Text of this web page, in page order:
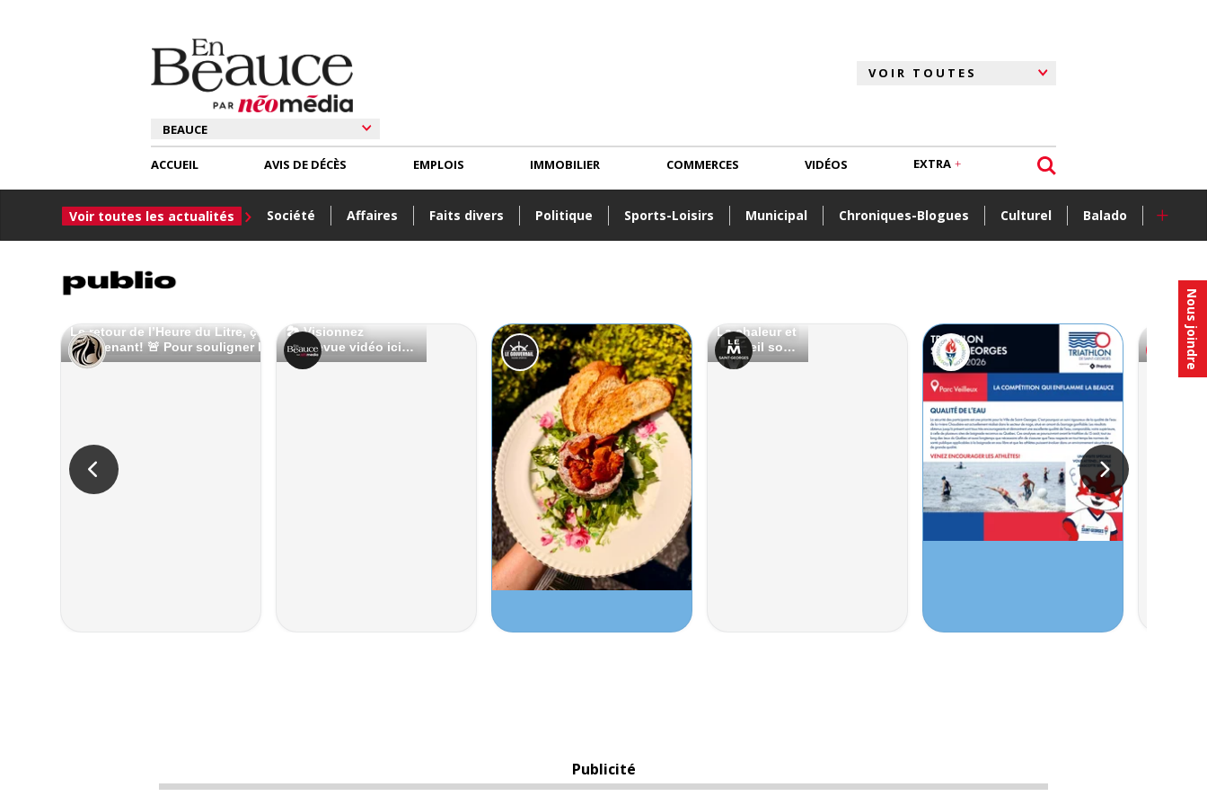
Nous joindre
ACCUEIL
Voir toutes les actualités Société Affaires Faits divers Politique Sports-Loisirs Municipal Chroniques-Blogues Culturel Balado +
AVIS DE DÉCÈS EMPLOIS IMMOBILIER COMMERCES VIDÉOS EXTRA
Publicité